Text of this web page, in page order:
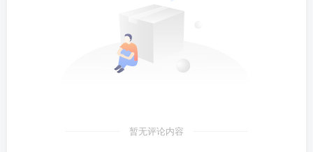
暂无评论内容